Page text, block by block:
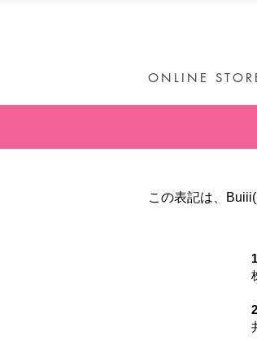
ONLINE
この表記は、